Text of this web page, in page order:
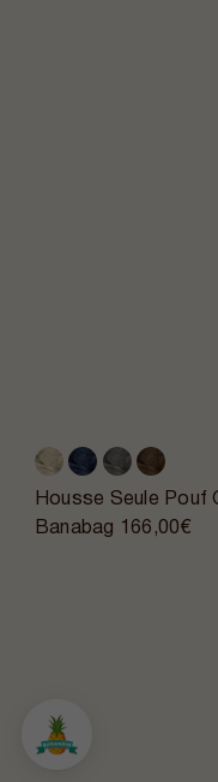
Housse Seule Pouf
Banabag
166,00€